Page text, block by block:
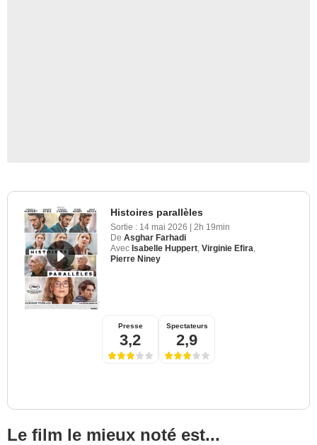
Histoires parallèles
Sortie : 14 mai 2026 | 2h 19min
De Asghar Farhadi
Avec Isabelle Huppert Virginie Efira
Pierre Niney
Presse
3,2
Spectateurs
2,9
Le film le mieux noté est...